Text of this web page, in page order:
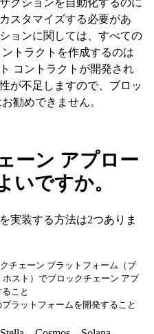
スタマイズする必要があ
ョンに関しては、すべての
トラクトを作成するのは
コントラクトが開発され
が不足しますので、ブロッ
勧めできません。
ーン アプロー
いですか。
実装する方法は2つありま
チェーン プラットフォーム（ブ
スト）でブロックチェーン アプ
こと
ラットフォームを開発すること